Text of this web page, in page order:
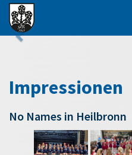
Impressionen
No Names in Heilbronn